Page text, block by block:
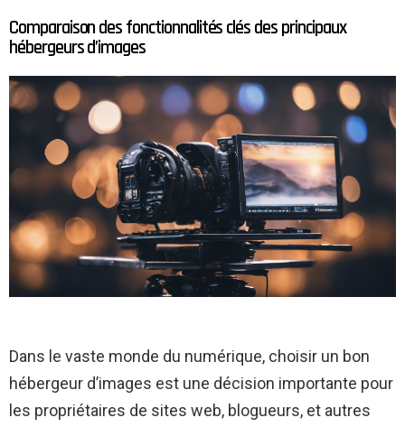
Comparaison des fonctionnalités clés des principaux
hébergeurs d’images
Dans le vaste monde du numérique, choisir un bon
hébergeur d’images est une décision importante pour
les propriétaires de sites web, blogueurs, et autres